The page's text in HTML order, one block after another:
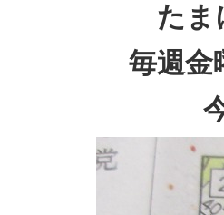
たま
毎週金